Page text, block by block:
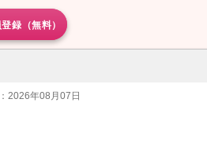
録（無料）
2026年08月07日